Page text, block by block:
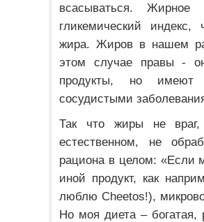
всасываться.
гликемический
жира. Жиров в нашем
этом случае правы -
продукты, но
сосудистыми
Так что жиры не
естественном, не
рациона в целом: «Если
иной продукт, как
люблю Cheetos!),
Но моя диета – богатая,